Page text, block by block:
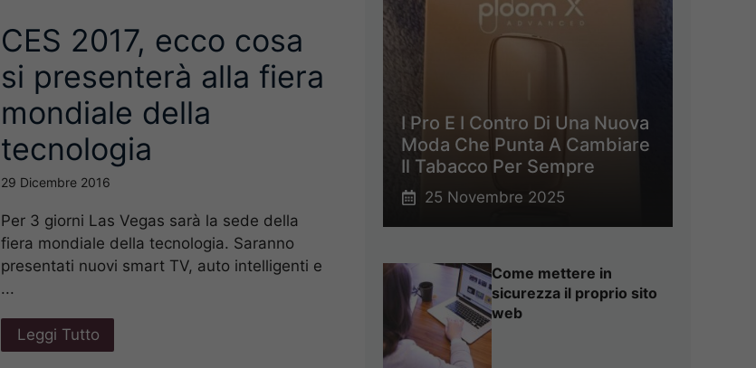
CES 2017, ecco cosa
si presenterà alla fiera
mondiale della
tecnologia
29 Dicembre 2016
Per 3 giorni Las Vegas sarà la sede della
fiera mondiale della tecnologia. Saranno
presentati nuovi smart TV, auto intelligenti e
...
Leggi Tutto
I Pro E I Contro Di Una Nuova
Moda Che Punta A Cambiare
Il Tabacco Per Sempre
25 Novembre 2025
Come mettere in
sicurezza il proprio sito
web